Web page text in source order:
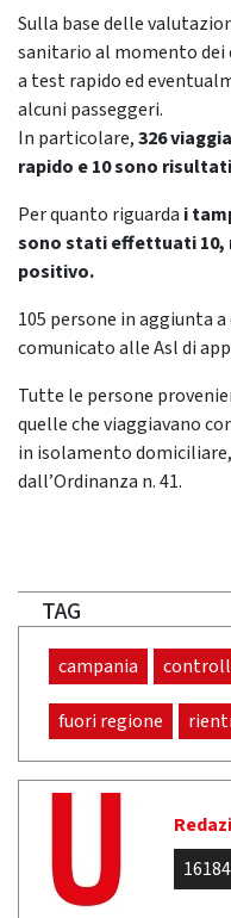
Sulla base delle
sanitario al momento
a test rapido ed
alcuni passeggeri.
In particolare,326
rapido e 10 sono
Per quanto riguarda i
sono stati effettuati 10,
positivo.
105 persone in aggiunta
comunicato alle Asl di
Tutte le persone
quelle che viaggiavano
in isolamento
dall’Ordinanza n. 41.
TAG
campania
fuori regione